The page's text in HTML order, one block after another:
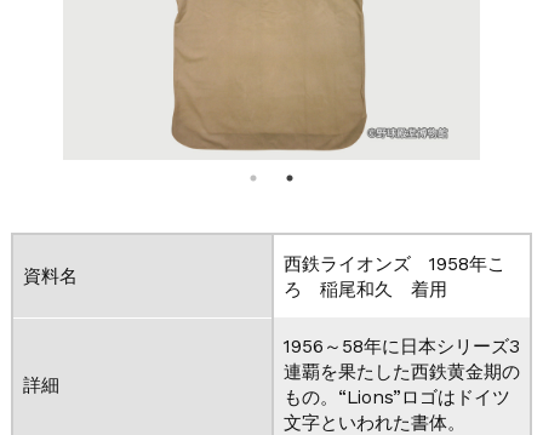
資料名
西鉄ライオンズ 1958年こ
ろ 稲尾和久 着用
詳細
1956～58年に日本シリーズ3
連覇を果たした西鉄黄金期の
もの。“Lions”ロゴはドイツ
文字といわれた書体。